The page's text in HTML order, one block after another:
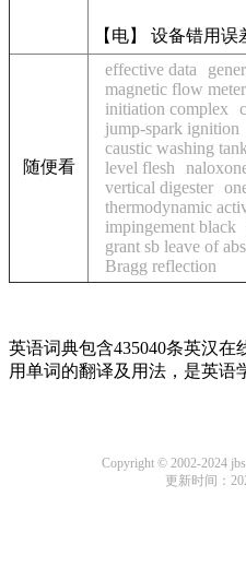
【电】 设备错用误
随便看
effective data
magnetic flow meter
initiation complex
jump-spark ignition
caustic washing tank
level flesh
vertical digester
thermodynamic
impingement black
grant sb leave of
Bragg reflection
英语词典包含435040条英汉
用单词的翻译及用法，是英语
Copyright © 2002-2024
更新时间：